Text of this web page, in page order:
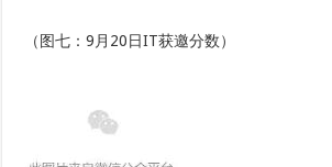
（图七：9月20日IT获邀分数）